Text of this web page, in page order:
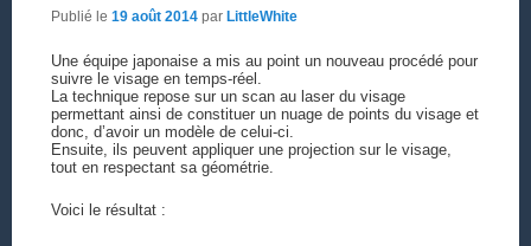
Publié le 19 août 2014 par LittleWhite
Une équipe japonaise a mis au point un nouveau procédé pour
suivre le visage en temps-réel.
La technique repose sur un scan au laser du visage
permettant ainsi de constituer un nuage de points du visage et
donc, d’avoir un modèle de celui-ci.
Ensuite, ils peuvent appliquer une projection sur le visage,
tout en respectant sa géométrie.
Voici le résultat :